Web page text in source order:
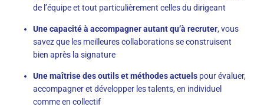
de l’équipe et tout particulièrement celles du dirigeant
Une capacité à accompagner autant qu’à recruter, vous
savez que les meilleures collaborations se construisent
bien après la signature
Une maîtrise des outils et méthodes actuels pour évaluer,
accompagner et développer les talents, en individuel
comme en collectif